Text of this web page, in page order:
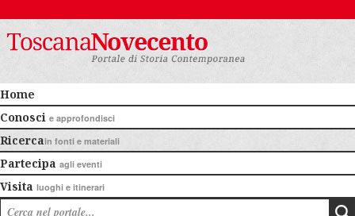
Home
Conosci e approfondisci
Ricercain fonti e materiali
Partecipa agli eventi
Visita luoghi e itinerari